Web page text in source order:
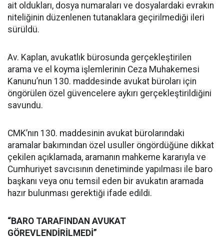
ait oldukları, dosya numaraları ve dosyalardaki evrakın
niteliğinin düzenlenen tutanaklara geçirilmediği ileri
sürüldü.
Av. Kaplan, avukatlık bürosunda gerçekleştirilen
arama ve el koyma işlemlerinin Ceza Muhakemesi
Kanunu’nun 130. maddesinde avukat büroları için
öngörülen özel güvencelere aykırı gerçekleştirildiğini
savundu.
CMK’nın 130. maddesinin avukat bürolarındaki
aramalar bakımından özel usuller öngördüğüne dikkat
çekilen açıklamada, aramanın mahkeme kararıyla ve
Cumhuriyet savcısının denetiminde yapılması ile baro
başkanı veya onu temsil eden bir avukatın aramada
hazır bulunması gerektiği ifade edildi.
“BARO TARAFINDAN AVUKAT
GÖREVLENDİRİLMEDİ”